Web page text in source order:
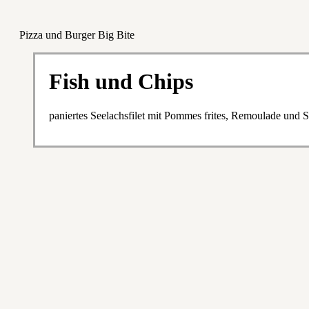
Pizza und Burger Big Bite
Fish und Chips
paniertes Seelachsfilet mit Pommes frites, Remoulade und